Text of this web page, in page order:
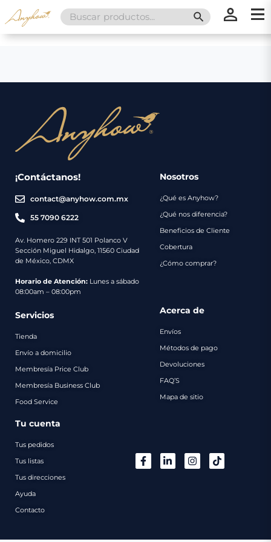
Search
for:
SEARCH
¡Contáctanos!
contact@anyhow.com.mx
55 7090 6222
Av. Homero 229 INT 501 Polanco V
Sección Miguel Hidalgo, 11560 Ciudad
de México, CDMX
Horario de Atención: Lunes a sábado
08:00am – 08:00pm
Nosotros
¿Qué es Anyhow?
¿Qué nos diferencia?
Beneficios de Cliente
Cobertura
¿Cómo comprar?
Servicios
Tienda
Envío a domicilio
Membresía Price Club
Membresía Business Club
Food Service
Acerca de
Envíos
Métodos de pago
Devoluciones
FAQ’S
Mapa de sitio
Tu cuenta
Tus pedidos
Tus listas
Tus direcciones
Ayuda
Contacto
Nosotros
Servicios
Envíos
Métodos
de
Catálogo
Regalos
Contacto